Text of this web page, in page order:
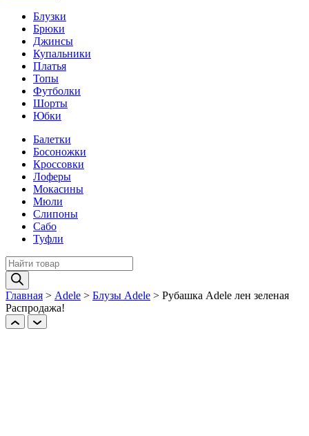
Блузки
Брюки
Джинсы
Купальники
Платья
Топы
Футболки
Шорты
Юбки
Балетки
Босоножки
Кроссовки
Лоферы
Мокасины
Мюли
Слипоны
Сабо
Туфли
Поиск
товаров
Главная > Adele > Блузы Adele > Рубашка Adele лен зеленая
Распродажа!